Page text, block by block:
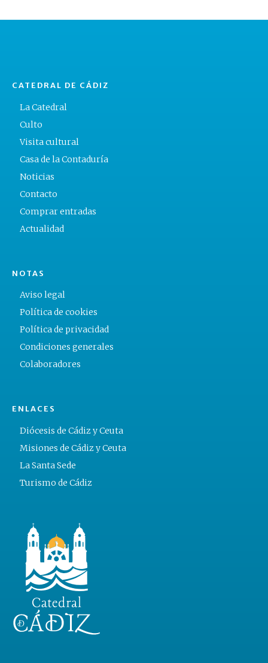
CATEDRAL DE CÁDIZ
La Catedral
Culto
Visita cultural
Casa de la Contaduría
Noticias
Contacto
Comprar entradas
Actualidad
NOTAS
Aviso legal
Política de cookies
Política de privacidad
Condiciones generales
Colaboradores
ENLACES
Diócesis de Cádiz y Ceuta
Misiones de Cádiz y Ceuta
La Santa Sede
Turismo de Cádiz